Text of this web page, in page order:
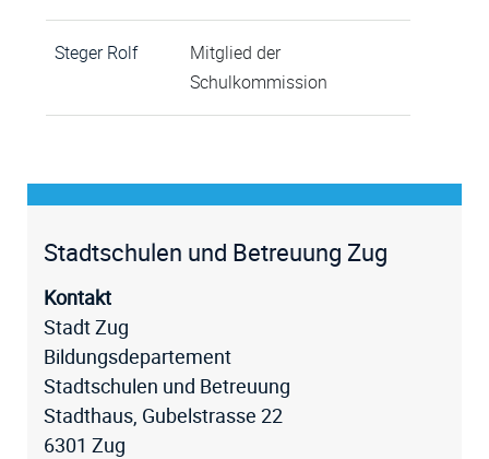
Steger Rolf
Mitglied der
Schulkommission
Stadtschulen und Betreuung Zug
Kontakt
Stadt Zug
Bildungsdepartement
Stadtschulen und Betreuung
Stadthaus, Gubelstrasse 22
6301 Zug